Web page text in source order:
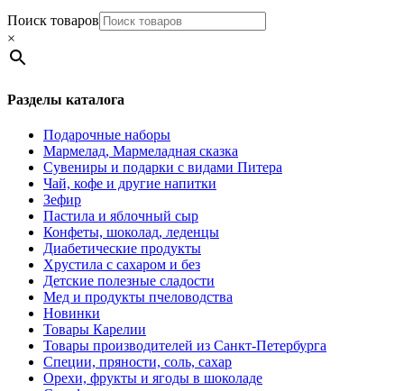
Поиск товаров
×
Разделы каталога
Подарочные наборы
Мармелад, Мармеладная сказка
Сувениры и подарки с видами Питера
Чай, кофе и другие напитки
Зефир
Пастила и яблочный сыр
Конфеты, шоколад, леденцы
Диабетические продукты
Хрустила с сахаром и без
Детские полезные сладости
Мед и продукты пчеловодства
Новинки
Товары Карелии
Товары производителей из Санкт-Петербурга
Специи, пряности, соль, сахар
Орехи, фрукты и ягоды в шоколаде